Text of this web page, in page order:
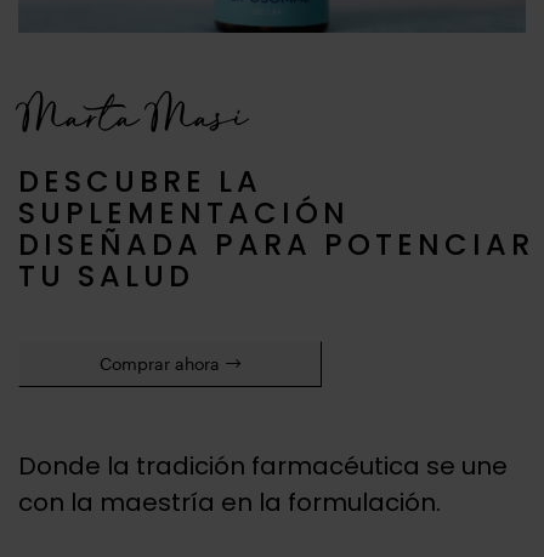
Marta Masi
DESCUBRE LA
SUPLEMENTACIÓN
DISEÑADA PARA POTENCIAR
TU SALUD
Comprar ahora
Donde la tradición farmacéutica se une
con la maestría en la formulación.